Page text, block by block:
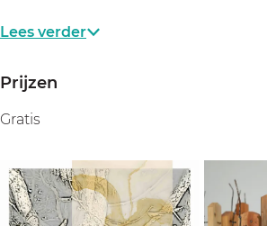
Lees verder
Prijzen
Gratis